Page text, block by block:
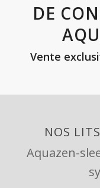
DE
Vente
NOS
Aquazen-